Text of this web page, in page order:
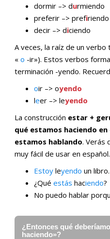
dormir –> durmiendo
preferir –> prefiriendo
decir –> diciendo
A veces, la raíz de un verbo
« o -ir»). Estos verbos
terminación -yendo.
oir –> oyendo
leer –> leyendo
La construcción estar +
qué estamos haciendo
estamos hablando. Verás
muy fácil de usar en español.
Estoy leyendo un libro.
¿Qué estás haciendo?
No puedo hablar
¿Entonces qué
haciendo»?